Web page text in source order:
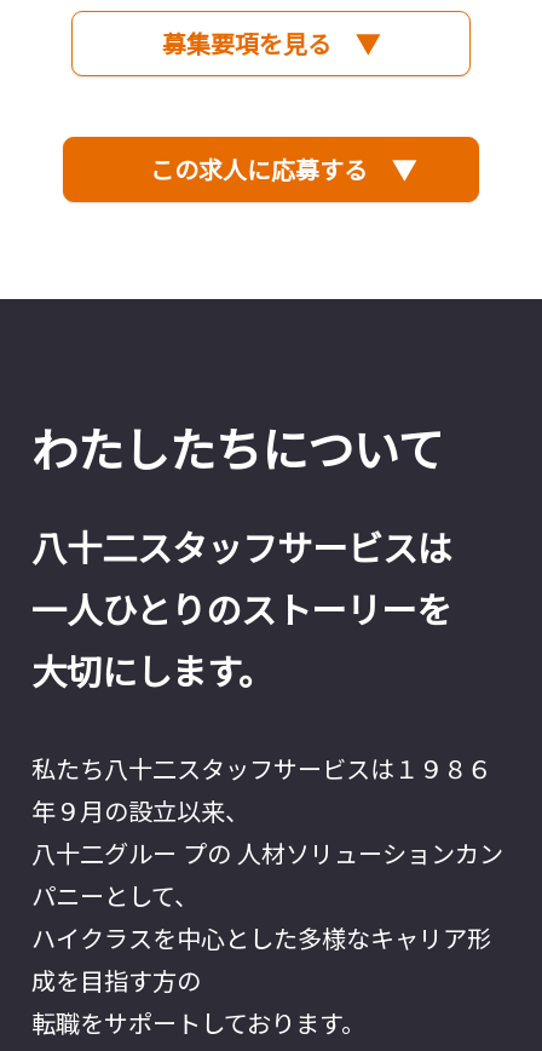
募集要項を見る ▼
この求人に応募する ▼
わたしたちについて
八十二スタッフサービスは
一人ひとりのストーリーを
大切にします。
私たち八十二スタッフサービスは１９８６
年９月の設立以来、
八十二グルー プの 人材ソリューションカン
パニーとして、
ハイクラスを中心とした多様なキャリア形
成を目指す方の
転職をサポートしております。